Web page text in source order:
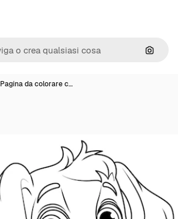
Cerca
Pagina da colorare c…